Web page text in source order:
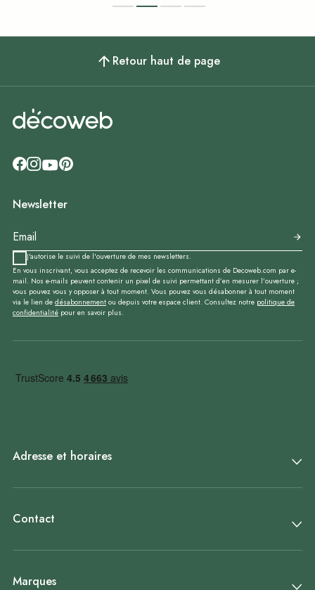
Retour haut de page
Newsletter
J'autorise le suivi de l'ouverture de mes newsletters.
En vous inscrivant, vous acceptez de recevoir les communications de Decoweb.com par e-
mail. Nos e-mails peuvent contenir un pixel de suivi permettant d’en mesurer l’ouverture ;
vous pouvez vous y opposer à tout moment. Vous pouvez vous désabonner à tout moment
via le lien de désabonnement ou depuis votre espace client. Consultez notre politique de
confidentialité pour en savoir plus.
Adresse et horaires
Contact
Marques